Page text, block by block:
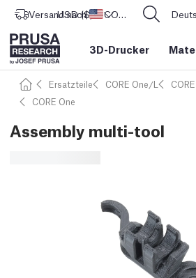
Versand nach Vereinigte Staaten
USD ($) CORE One L: Jetzt auf Lager!
3D-Drucker
Ersatzteile CORE One/L
CORE One
Assembly multi-tool